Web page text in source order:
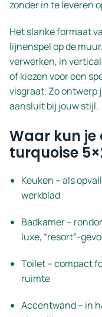
zonder in te leveren
Het slanke formaat
lijnenspel op de
verwerken, in
of kiezen voor een
visgraat. Zo ontwerp
aansluit bij jouw stijl.
Waar kun je
turquoise
Keuken – als
werkblad
Badkamer –
luxe, “resort”-
Toilet – compact
ruimte
Accentwand – in